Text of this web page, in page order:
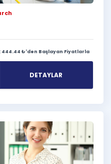
444.44 ₺'den Başlayan Fiyatlarla
DETAYLAR